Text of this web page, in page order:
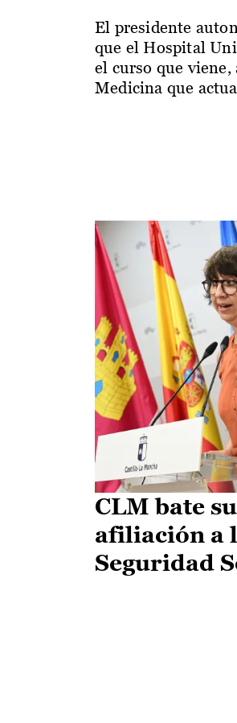
El presidente
que el Hospital
el curso que
Medicina que
CLM bate
afiliación a
Seguridad